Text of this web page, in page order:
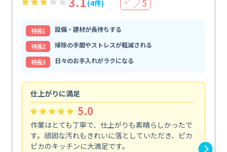
(4件) ＋ 5
特⻑1
設備・建材が長持ちする
特⻑2
掃除の手間やストレスが軽減される
特⻑3
日々のお手入れがラクになる
仕上がりに満足
5.0
作業はとても丁寧で、仕上がりも素晴らしかったで
す。頑固な汚れもきれいに落としていただき、ピカ
ピカのキッチンに大満足です。